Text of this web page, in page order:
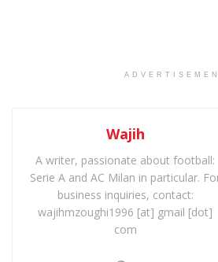
Wajih
A writer, passionate about football:
Serie A and AC Milan in particular.
business inquiries, contact:
wajihmzoughi1996 [at] gmail [dot]
com